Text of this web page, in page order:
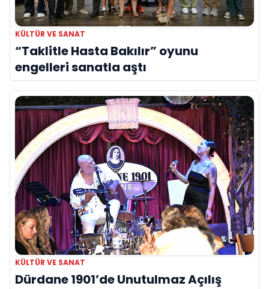
KÜLTÜR VE SANAT
“Taklitle Hasta Bakılır” oyunu
engelleri sanatla aştı
KÜLTÜR VE SANAT
Dürdane 1901’de Unutulmaz Açılış